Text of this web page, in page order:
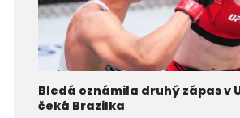
Bledá oznámila druhý zápas v
čeká Brazilka